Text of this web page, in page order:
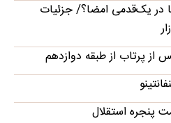
در یک‌قدمی امضا؟/ جزئیات
پرتاب از طبقه دوازدهم
پنجره استقلال